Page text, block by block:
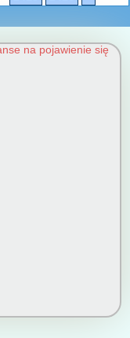
na pojawienie się